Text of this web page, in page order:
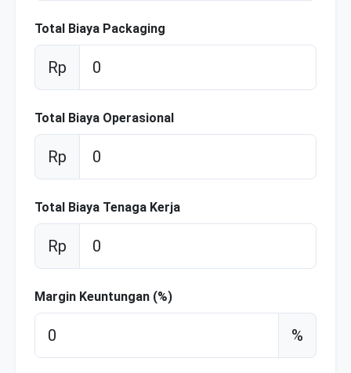
Total Biaya Packaging
Rp
Total Biaya Operasional
Rp
Total Biaya Tenaga Kerja
Rp
Margin Keuntungan (%)
%